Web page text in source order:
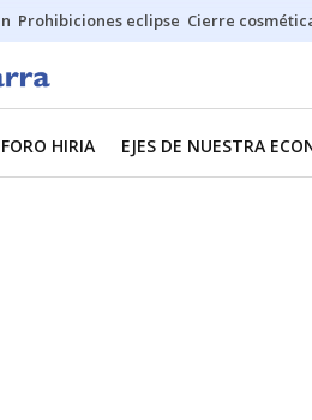
Prohibiciones eclipse Cierre
FORO HIRIA EJES DE NUESTRA